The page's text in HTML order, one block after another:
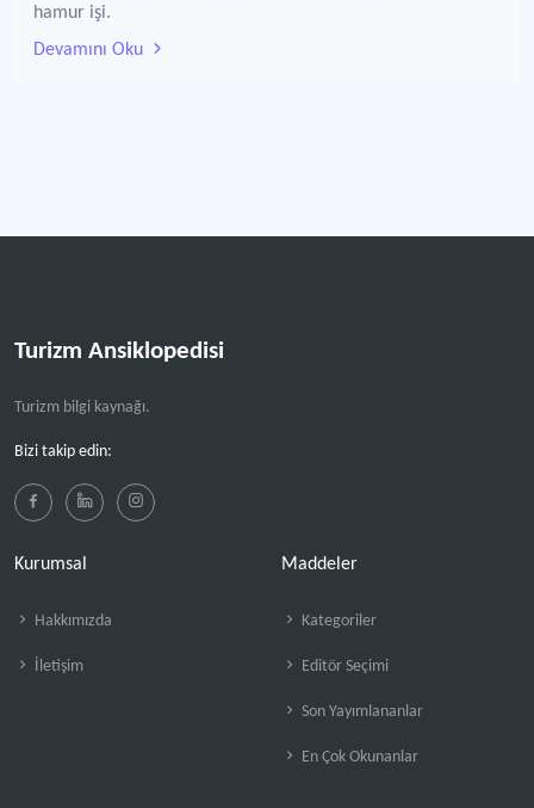
hamur işi.
Devamını Oku
Turizm Ansiklopedisi
Turizm bilgi kaynağı.
Bizi takip edin:
Kurumsal
Hakkımızda
İletişim
Maddeler
Kategoriler
Editör Seçimi
Son Yayımlananlar
En Çok Okunanlar